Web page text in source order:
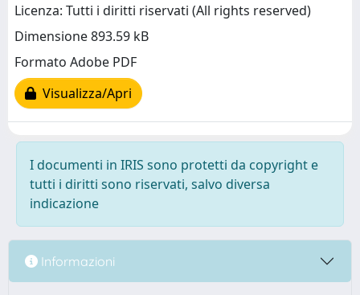
Licenza: Tutti i diritti riservati (All rights reserved)
Dimensione 893.59 kB
Formato Adobe PDF
Visualizza/Apri
I documenti in IRIS sono protetti da copyright e
tutti i diritti sono riservati, salvo diversa
indicazione
Informazioni